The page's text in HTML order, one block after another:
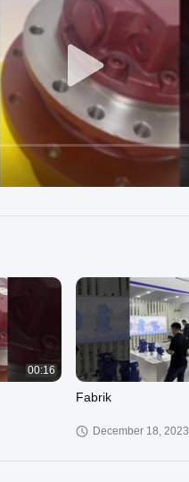
00:16
Fabrik
December 18, 2023